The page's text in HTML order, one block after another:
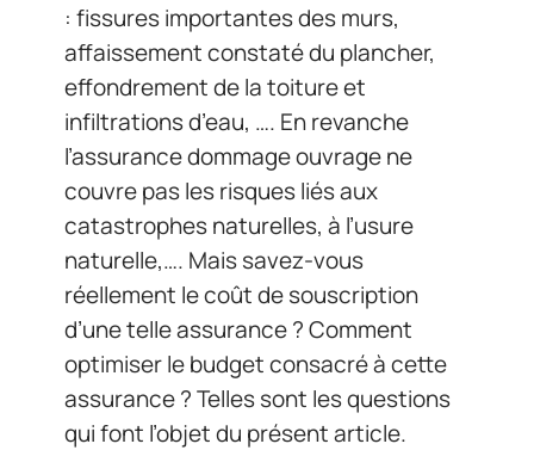
: fissures importantes des murs,
affaissement constaté du plancher,
effondrement de la toiture et
infiltrations d’eau, …. En revanche
l’assurance dommage ouvrage ne
couvre pas les risques liés aux
catastrophes naturelles, à l’usure
naturelle,…. Mais savez-vous
réellement le coût de souscription
d’une telle assurance ? Comment
optimiser le budget consacré à cette
assurance ? Telles sont les questions
qui font l’objet du présent article.